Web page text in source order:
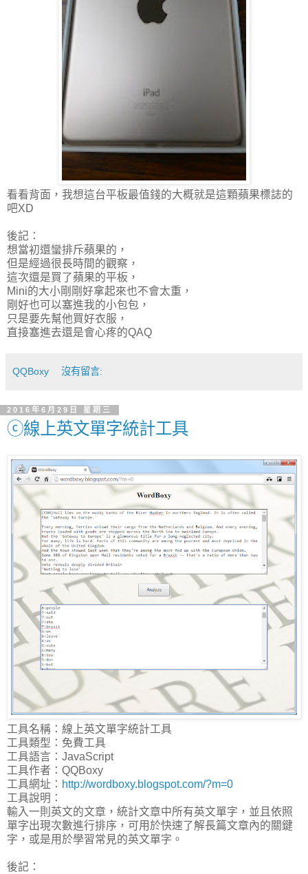
看看背面，我想這台平板最值錢的大概就是這顆蘋果標誌的
吧XD
後記：
想當初還蠻排斥蘋果的，
但是經過很長時間的觀察，
這次還是買了蘋果的平板，
Mini的大小剛剛好拿起來也不會太重，
剛好也可以塞進我的小包包，
只是要先幫他買好衣服，
直接塞進去還是會心疼的QAQ
QQBoxy 沒有留言:
2016年6月29日 星期三
ⓒ線上英文單字統計工具
工具名稱：線上英文單字統計工具
工具類型：免費工具
工具語言：JavaScript
工具作者：QQBoxy
工具網址： http://wordboxy.blogspot.com/?m=0
工具說明：
輸入一則英文的文章，統計文章中所有英文單字，並且依照
單字出現次數進行排序，可用於快速了解長篇文章內的關鍵
字，或是用於學習常見的英文單字。
後記：